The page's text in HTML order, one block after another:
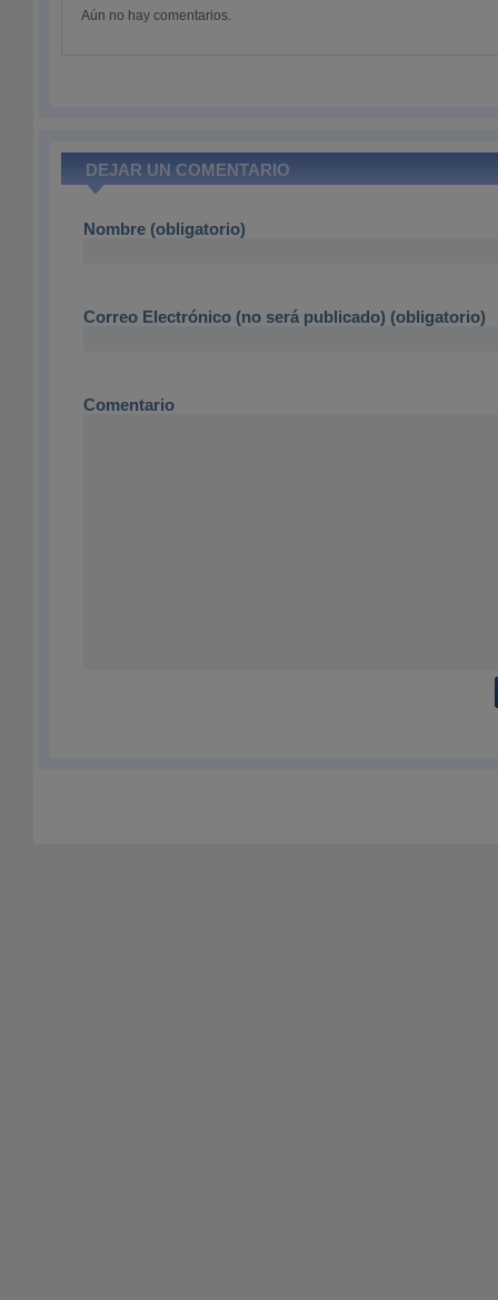
Aún no hay comentarios.
DEJAR UN COMENTARIO
Nombre (obligatorio)
Correo Electrónico (no será publicado) (obligatorio)
Comentario